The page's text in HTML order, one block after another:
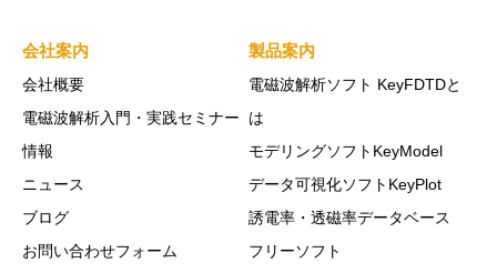
会社案内
会社概要
電磁波解析入門・実践セミナー
情報
ニュース
ブログ
お問い合わせフォーム
製品案内
電磁波解析ソフト KeyFDTDと
は
モデリングソフトKeyModel
データ可視化ソフトKeyPlot
誘電率・透磁率データベース
フリーソフト